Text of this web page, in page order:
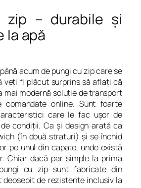
zip – durabile şi
la apă
acum de pungi cu zip care se
veţi fi plăcut surprins să aflaţi că
mai modernă soluţie de transport
comandate online. Sunt foarte
care le fac uşor de
condiţii. Ca şi design arată ca
(în două straturi) şi se închid
pe unul din capate, unde există
Chiar dacă par simple la prima
cu zip sunt fabricate din
deosebit de rezistente inclusiv la